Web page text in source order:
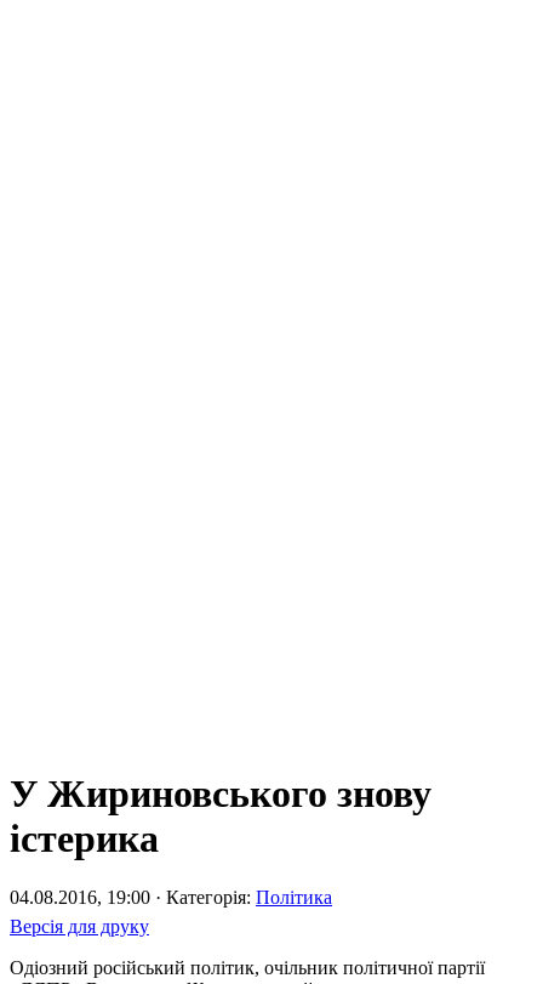
У Жириновського знову
істерика
04.08.2016, 19:00 · Категорія: Політика
Версія для друку
Одіозний російський політик, очільник політичної партії